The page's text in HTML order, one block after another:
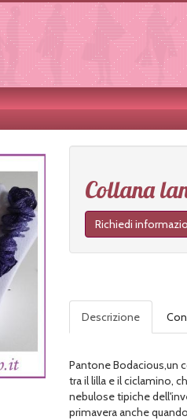
Collana
Richiedi
Descrizione
Pantone Bodacious,un
tra il lilla e il ciclamino,
nebulose tipiche
primavera anche